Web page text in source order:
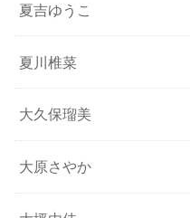
夏吉ゆうこ
夏川椎菜
大久保瑠美
大原さやか